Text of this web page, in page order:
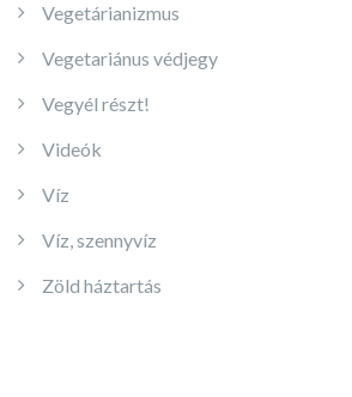
Vegetárianizmus
Vegetariánus védjegy
Vegyél részt!
Videók
Víz
Víz, szennyvíz
Zöld háztartás